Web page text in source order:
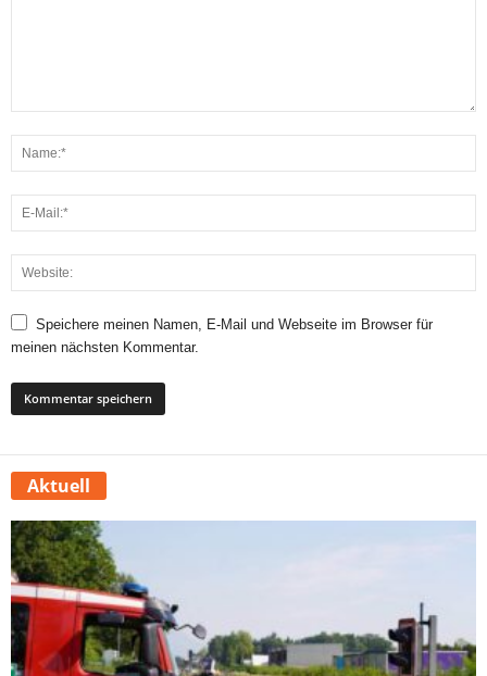
Speichere meinen Namen, E-Mail und Webseite im Browser für
meinen nächsten Kommentar.
Aktuell